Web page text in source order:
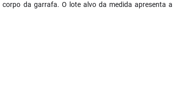
da garrafa. O lote alvo da medida apresenta a